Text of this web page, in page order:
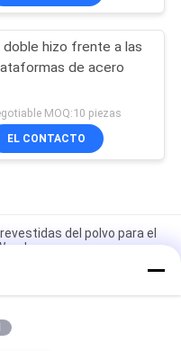
doble hizo frente a las
de acero
MOQ:10 piezas
EL CONTACTO
del polvo para el
durable del polvo
hechas frente doble del